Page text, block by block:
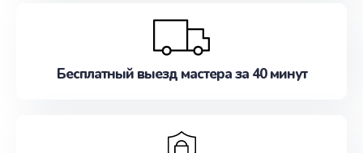
Бесплатный выезд мастера за 40 минут